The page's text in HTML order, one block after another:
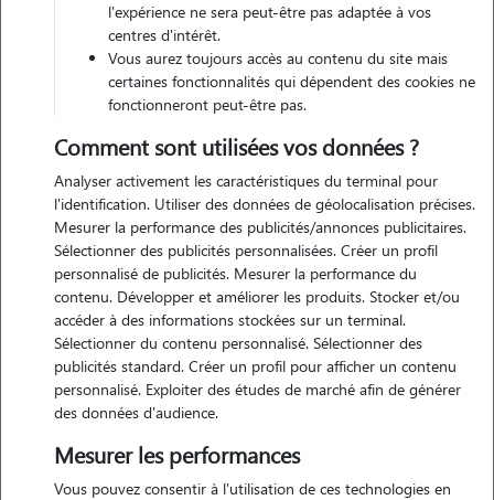
Motivation
j'aimerais garder vos animaux lors de vos départs en vacances par
exemple car je suis passionné d'animaux et aime partager du temps
avec eux . je peux vous rendre service et cela me ferai plaisir car je
serai davantage contente d'aller faire des promenades avec un chien
ou bien câliner un chat par exemple.
Expérience
l'expérience ne sera peut-être pas adaptée à vos
centres d'intérêt.
Vous aurez toujours accès au contenu du site mais
certaines fonctionnalités qui dépendent des cookies ne
fonctionneront peut-être pas.
Comment sont utilisées vos données ?
Analyser activement les caractéristiques du terminal pour
l'identification. Utiliser des données de géolocalisation précises.
Mesurer la performance des publicités/annonces publicitaires.
Sélectionner des publicités personnalisées. Créer un profil
personnalisé de publicités. Mesurer la performance du
contenu. Développer et améliorer les produits. Stocker et/ou
accéder à des informations stockées sur un terminal.
Sélectionner du contenu personnalisé. Sélectionner des
publicités standard. Créer un profil pour afficher un contenu
personnalisé. Exploiter des études de marché afin de générer
des données d'audience.
Mesurer les performances
Vous pouvez consentir à l'utilisation de ces technologies en